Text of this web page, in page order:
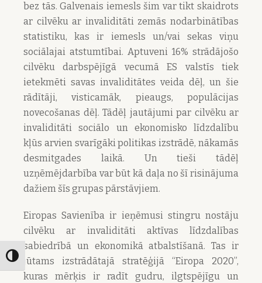
Toggle High Contrast
bez tās. Galvenais iemesls šim var tikt skaidrots
ar cilvēku ar invaliditāti zemās nodarbinātības
statistiku, kas ir iemesls un/vai sekas viņu
sociālajai atstumtībai. Aptuveni 16% strādājošo
cilvēku darbspējīgā vecumā ES valstīs tiek
ietekmēti savas invaliditātes veida dēļ, un šie
rādītāji, visticamāk, pieaugs, populācijas
novecošanas dēļ. Tādēļ jautājumi par cilvēku ar
invaliditāti sociālo un ekonomisko līdzdalību
kļūs arvien svarīgāki politikas izstrādē, nākamās
desmitgades laikā. Un tieši tādēļ
uzņēmējdarbība var būt kā daļa no šī risinājuma
dažiem šīs grupas pārstāvjiem.
Eiropas Savienība ir ieņēmusi stingru nostāju
cilvēku ar invaliditāti aktīvas līdzdalības
sabiedrībā un ekonomikā atbalstīšanā. Tas ir
jūtams izstrādātajā stratēģijā “Eiropa 2020”,
kuras mērķis ir radīt gudru, ilgtspējīgu un